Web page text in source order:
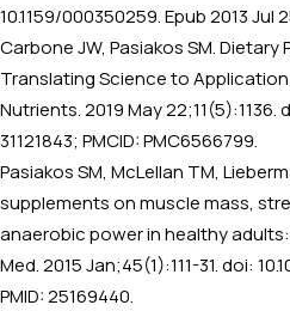
10.1159/000350259. Epub 2013 Jul
Carbone JW, Pasiakos SM. Dietary
Translating Science to Application
Nutrients. 2019 May 22;11(5):1136.
31121843; PMCID: PMC6566799.
Pasiakos SM, McLellan TM,
supplements on muscle mass,
anaerobic power in healthy
Med. 2015 Jan;45(1):111-31. doi:
PMID: 25169440.